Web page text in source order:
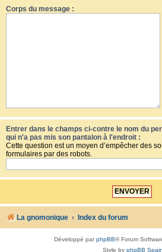
Corps du message :
Entrer dans le champs ci-contre le nom du
qui n'a pas mis son pantalon à l'endroit :
Cette question est un moyen d’empêcher des
formulaires par des robots.
La gnomonique Index du forum
Développé parphpBB® Forum
Style by phpBB Spain